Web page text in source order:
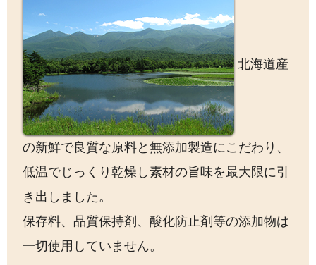
北海道産
の新鮮で良質な原料と無添加製造にこだわり、
低温でじっくり乾燥し素材の旨味を最大限に引
き出しました。
保存料、品質保持剤、酸化防止剤等の添加物は
一切使用していません。